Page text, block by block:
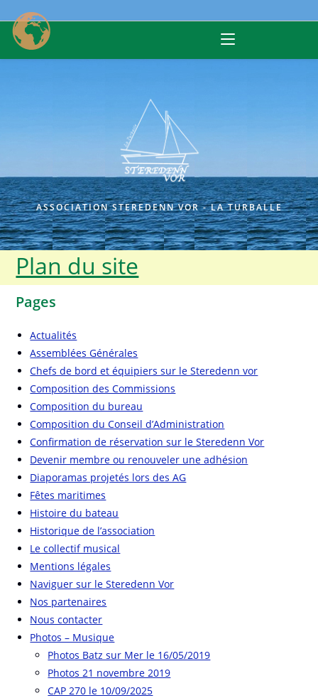
to
content
ASSOCIATION STEREDENN VOR - LA TURBALLE
Plan du site
Pages
Actualités
Assemblées Générales
Chefs de bord et équipiers sur le Steredenn vor
Composition des Commissions
Composition du bureau
Composition du Conseil d’Administration
Confirmation de réservation sur le Steredenn Vor
Devenir membre ou renouveler une adhésion
Diaporamas projetés lors des AG
Fêtes maritimes
Histoire du bateau
Historique de l’association
Le collectif musical
Mentions légales
Naviguer sur le Steredenn Vor
Nos partenaires
Nous contacter
Photos – Musique
Photos Batz sur Mer le 16/05/2019
Photos 21 novembre 2019
CAP 270 le 10/09/2025